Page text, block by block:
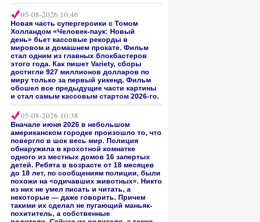
05-08-2026 10:46
Новая часть супергероики с Томом
Холландом «Человек-паук: Новый
день» бьет кассовые рекорды в
мировом и домашнем прокате. Фильм
стал одним из главных блокбастеров
этого года. Как пишет Variety, сборы
достигли 927 миллионов долларов по
миру только за первый уикенд. Фильм
обошел все предыдущие части картины
и стал самым кассовым стартом 2026-го.
05-08-2026 10:38
Вначале июня 2026 в небольшом
американском городке произошло то, что
повергло в шок весь мир. Полиция
обнаружила в крохотной комнатке
одного из местных домов 16 запертых
детей. Ребята в возрасте от 18 месяцев
до 18 лет, по сообщениям полиции, были
похожи на «одичавших животных». Никто
из них не умел писать и читать, а
некоторые — даже говорить. Причем
такими их сделал не пугающий маньяк-
похититель, а собственные